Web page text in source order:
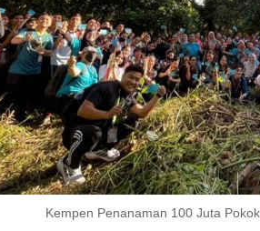
Kempen Penanaman 100 Juta